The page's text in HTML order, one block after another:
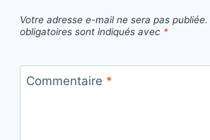
Votre adresse e-mail ne sera pas publiée.
obligatoires sont indiqués avec *
Commentaire *